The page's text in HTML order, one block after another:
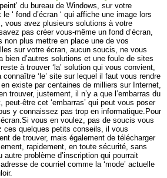
du bureau de Windows, sur votre
‘ fond d’écran ‘ qui affiche une image lors
vous avez plusieurs solutions à votre
pas créer vous-même un fond d’écran,
non plus mettre en place une de vos
sur votre écran, aucun soucis, ne vous
d’autres solutions et une foule de sites
à trouver ‘la’ solution qui vous convient,
‘le’ site sur lequel il faut vous rendre
existe par centaines de milliers sur Internet,
trouver, justement, il n’y a que l’embarras du
peut-être cet ‘embarras’ qui peut vous poser
y connaissez pas trop en informatique.Pour
vous en voulez, pas de soucis vous
ces quelques petits conseils, il vous
de trouver, mais également de télécharger
rapidement, en toute sécurité, sans
problème d’inscription qui pourrait
de courriel comme la ‘mode’ actuelle